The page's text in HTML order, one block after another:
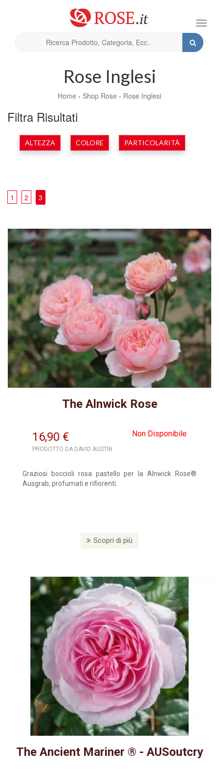
Rose Inglesi
Home - Shop Rose - Rose Inglesi
Filtra Risultati
ALTEZZA COLORE PARTICOLARITÀ
1 2 3
The Alnwick Rose
16,90 Non Disponibile
€
PRODOTTO DA DAVID AUSTIN
Graziosi boccioli rosa pastello per la Alnwick Rose®
Ausgrab, profumati e rifiorenti.
Scopri di più
The Ancient Mariner ® - AUSoutcry